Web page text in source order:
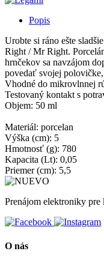
Popis
Urobte si ráno ešte
Right / Mr Right.
hrnčekov sa navzájom
povedať svojej
Vhodné do mikrovlnnej
Testovaný kontakt s
Objem: 50 ml
Materiál: porcelan
Výška (cm): 5
Hmotnosť (g): 780
Kapacita (Lt): 0,05
Priemer (cm): 5,5
Prenájom elektroniky pre
O nás